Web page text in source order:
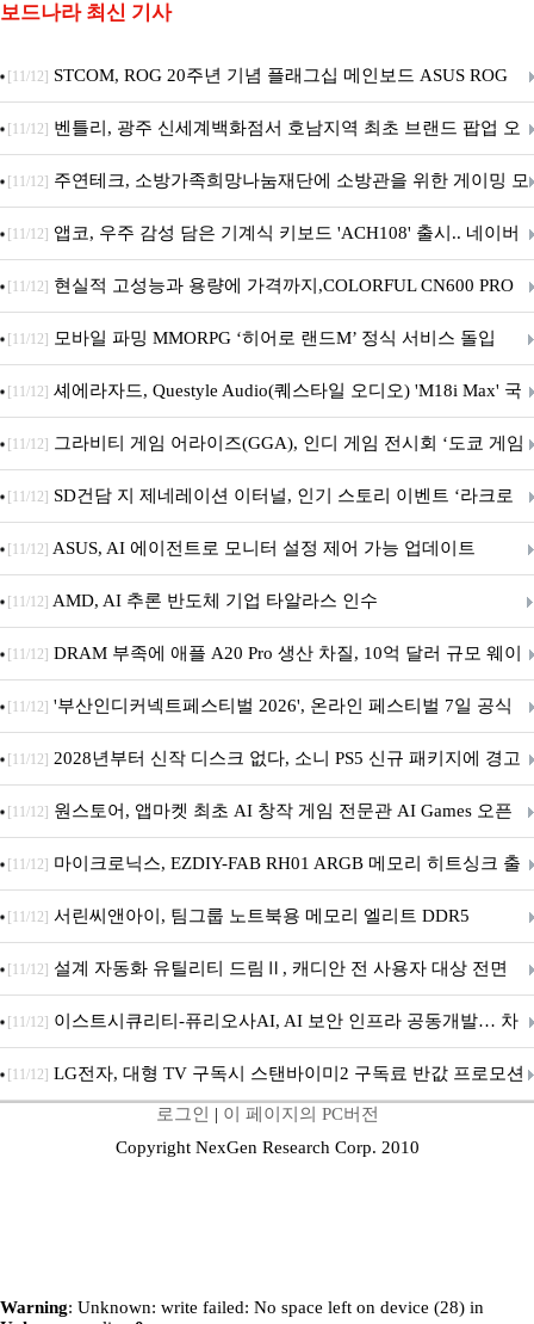
보드나라 최신 기사
[11/12] STCOM, ROG 20주년 기념 플래그십 메인보드 ASUS ROG
Crosshair X870E EDITION 20 국내 출시 예정
[11/12] 벤틀리, 광주 신세계백화점서 호남지역 최초 브랜드 팝업 오
픈
[11/12] 주연테크, 소방가족희망나눔재단에 소방관을 위한 게이밍 모
니터·스마트 펫 침대 기부
[11/12] 앱코, 우주 감성 담은 기계식 키보드 'ACH108' 출시.. 네이버
브랜드데이 기획전 진행
[11/12] 현실적 고성능과 용량에 가격까지,COLORFUL CN600 PRO
M.2 NVMe 디앤디컴 1TB
[11/12] 모바일 파밍 MMORPG ‘히어로 랜드M’ 정식 서비스 돌입
[11/12] 셰에라자드, Questyle Audio(퀘스타일 오디오) 'M18i Max' 국
내 정식 출시
[11/12] 그라비티 게임 어라이즈(GGA), 인디 게임 전시회 ‘도쿄 게임
던전 13’ 참가!
[11/12] SD건담 지 제네레이션 이터널, 인기 스토리 이벤트 ‘라크로
아의 용사’ 재개최 및 풍성한 기념 이벤트 실시!
[11/12] ASUS, AI 에이전트로 모니터 설정 제어 가능 업데이트
[11/12] AMD, AI 추론 반도체 기업 타알라스 인수
[11/12] DRAM 부족에 애플 A20 Pro 생산 차질, 10억 달러 규모 웨이
퍼 대기
[11/12] '부산인디커넥트페스티벌 2026', 온라인 페스티벌 7일 공식
개막... 22일간 진행
[11/12] 2028년부터 신작 디스크 없다, 소니 PS5 신규 패키지에 경고
문 추가
[11/12] 원스토어, 앱마켓 최초 AI 창작 게임 전문관 AI Games 오픈
[11/12] 마이크로닉스, EZDIY-FAB RH01 ARGB 메모리 히트싱크 출
시
[11/12] 서린씨앤아이, 팀그룹 노트북용 메모리 엘리트 DDR5
5600MHz 16GB 출시
[11/12] 설계 자동화 유틸리티 드림Ⅱ, 캐디안 전 사용자 대상 전면
무상 배포
[11/12] 이스트시큐리티-퓨리오사AI, AI 보안 인프라 공동개발… 차
세대 AI 보안 플랫폼 구축
[11/12] LG전자, 대형 TV 구독시 스탠바이미2 구독료 반값 프로모션
로그인 | 이 페이지의 PC버전
Copyright NexGen Research Corp. 2010
Warning: Unknown: write failed: No space left on device (28) in